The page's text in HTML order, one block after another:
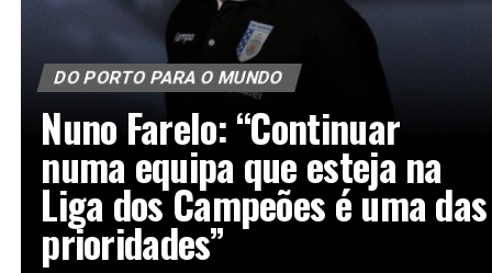
DO PORTO PARA O MUNDO
Nuno Farelo: “Continuar
numa equipa que esteja na
Liga dos Campeões é uma das
prioridades”